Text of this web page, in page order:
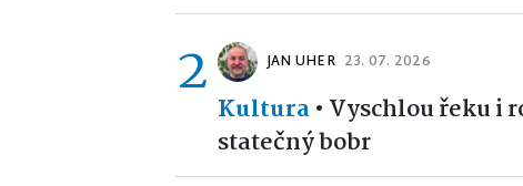
2 JAN UHER 23. 07. 2026
Kultura• Vyschlou řeku i
statečný bobr